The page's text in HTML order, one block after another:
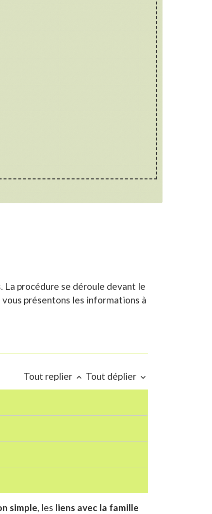
La procédure se déroule devant le
vous présentons les informations à
Tout replier keyboard_arrow_up Tout déplier keyboard_arrow_down
simple, les liens avec la famille